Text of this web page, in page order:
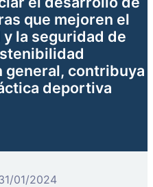
que mejoren el
la seguridad de
general, contribuya
deportiva
01/2024